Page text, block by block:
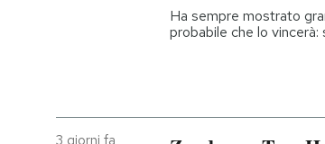
Ha sempre mostrato
probabile che lo
3 giorni fa